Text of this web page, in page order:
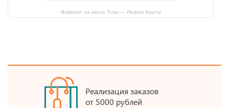
Фаворит на карте Тулы — Яндекс Карты
Реализация заказов
от 5000 рублей